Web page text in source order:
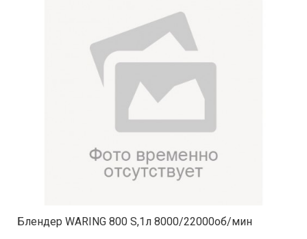
Блендер WARING 800 S,1л 8000/22000об/мин